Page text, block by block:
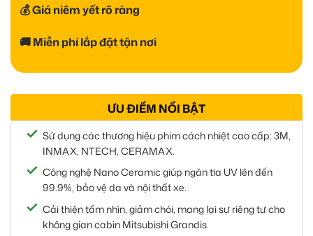
💰 Giá niêm yết rõ ràng
🚚 Miễn phí lắp đặt tận nơi
ƯU ĐIỂM NỔI BẬT
Sử dụng các thương hiệu phim cách nhiệt cao cấp: 3M,
INMAX, NTECH, CERAMAX.
Công nghệ Nano Ceramic giúp ngăn tia UV lên đến
99.9%, bảo vệ da và nội thất xe.
Cải thiện tầm nhìn, giảm chói, mang lại sự riêng tư cho
không gian cabin Mitsubishi Grandis.